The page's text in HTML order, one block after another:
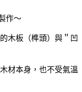
作～
木板（榫頭）與＂凹
材本身，也不受氣溫